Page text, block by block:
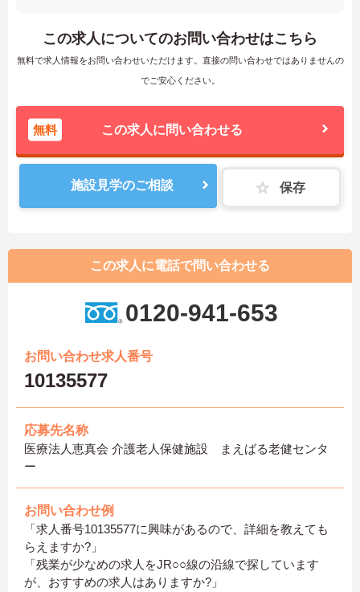
この求人についてのお問い合わせはこちら
無料で求人情報をお問い合わせいただけます。直接の問い合わせではありませんの
でご安心ください。
無料 この求人に問い合わせる
施設見学のご相談 保存
この求人に電話で問い合わせる
0120-941-653
お問い合わせ求人番号
10135577
応募先名称
医療法人恵真会 介護老人保健施設 まえばる老健センタ
ー
お問い合わせ例
「求人番号10135577に興味があるので、詳細を教えても
らえますか?」
「残業が少なめの求人をJR○○線の沿線で探しています
が、おすすめの求人はありますか?」